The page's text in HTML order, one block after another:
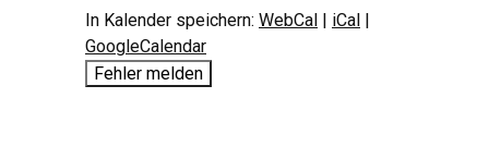
In Kalender speichern: WebCal | iCal |
GoogleCalendar
Fehler melden